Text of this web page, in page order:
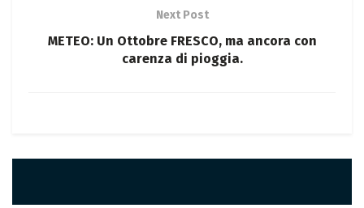
Next Post
METEO: Un Ottobre FRESCO, ma ancora con
carenza di pioggia.